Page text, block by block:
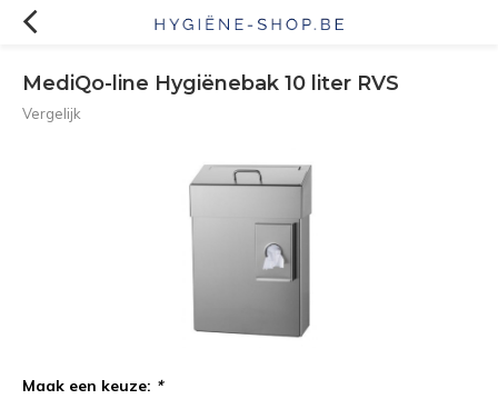
MediQo-line Hygiënebak 10 liter RVS
Vergelijk
Maak een keuze: *